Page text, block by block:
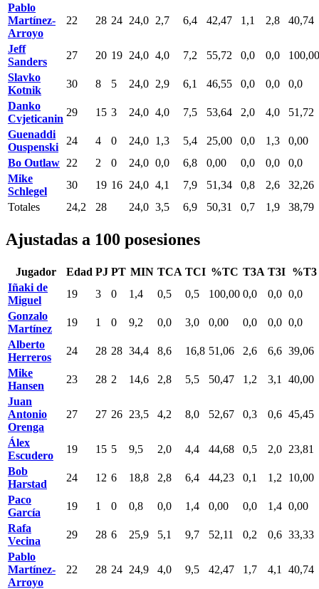
Pablo
Martínez-
Arroyo
22 28 24 24,0 2,7 6,4 42,47 1,1 2,8 40,74
Jeff
Sanders
27 20 19 24,0 4,0 7,2 55,72 0,0 0,0
100,00
Slavko
Kotnik
30 8 5 24,0 2,9 6,1 46,55 0,0 0,0
0,0
Danko
Cvjeticanin
29 15 3 24,0 4,0 7,5 53,64 2,0 4,0
51,72
Guenaddi
Ouspenski
24 4 0 24,0 1,3 5,4 25,00 0,0 1,3
0,00
Bo Outlaw 22 2 0 24,0 0,0 6,8 0,00 0,0 0,0
0,0
Mike
Schlegel
30 19 16 24,0 4,1 7,9 51,34 0,8 2,6
32,26
Totales
24,2 28 24,0 3,5 6,9 50,31 0,7 1,9 38,79
Ajustadas a 100 posesiones
Jugador Edad PJ PT MIN TCA TCI %TC T3A T3I %T3
Iñaki de
Miguel
19 3 0 1,4 0,5 0,5 100,00 0,0 0,0 0,0
Gonzalo
Martínez
19 1 0 9,2 0,0 3,0 0,00 0,0 0,0 0,0
Alberto
Herreros
24 28 28 34,4 8,6 16,8 51,06 2,6 6,6 39,06
Mike
Hansen
23 28 2 14,6 2,8 5,5 50,47 1,2 3,1
40,00
Juan
Antonio
Orenga
27 27 26 23,5 4,2 8,0 52,67 0,3 0,6 45,45
Álex
Escudero
19 15 5 9,5 2,0 4,4 44,68 0,5 2,0 23,81
Bob
Harstad
24 12 6 18,8 2,8 6,4 44,23 0,1 1,2
10,00
Paco
García
19 1 0 0,8 0,0 1,4 0,00 0,0 1,4 0,00
Rafa
Vecina
29 28 6 25,9 5,1 9,7 52,11 0,2 0,6 33,33
Pablo
Martínez-
Arroyo
22 28 24 24,9 4,0 9,5 42,47 1,7 4,1 40,74